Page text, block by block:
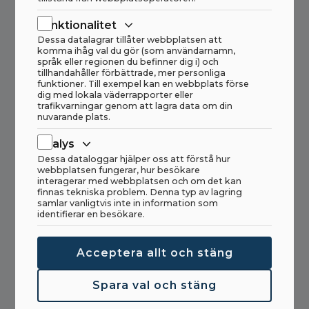
Krossad sten
Haahjem
HAAHJEM® Tunnelmatare MTF 40
Förberedelse Primär råvara
Hazemag
HAZEMAG &AMP; ERP GMBH
Bulkhantering
H-CON skeppslastare
Funktionalitet
Dessa datalagrar tillåter webbplatsen att
komma ihåg val du gör (som användarnamn,
språk eller regionen du befinner dig i) och
tillhandahåller förbättrade, mer personliga
funktioner. Till exempel kan en webbplats förse
dig med lokala väderrapporter eller
trafikvarningar genom att lagra data om din
nuvarande plats.
Analys
Dessa dataloggar hjälper oss att förstå hur
webbplatsen fungerar, hur besökare
interagerar med webbplatsen och om det kan
finnas tekniska problem. Denna typ av lagring
samlar vanligtvis inte in information som
identifierar en besökare.
Acceptera allt och stäng
Spara val och stäng